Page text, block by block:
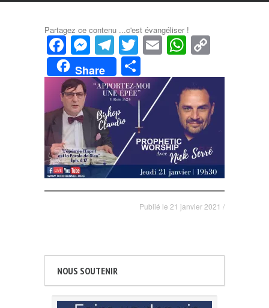
Partagez ce contenu ...c'est évangéliser !
Facebook
Messenger
Telegram
Twitter
Email
Share
Publié le 21 janvier 2021 /
NOUS SOUTENIR